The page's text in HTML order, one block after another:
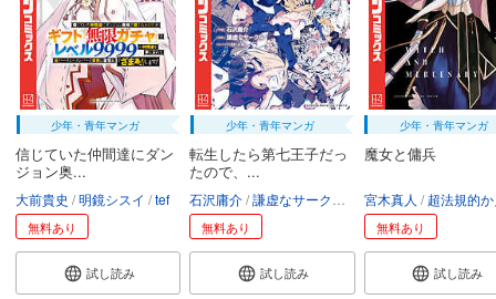
少年・青年マンガ
信じていた仲間達にダン
ジョン奥...
大前貴史 明鏡シスイ tef
無料あり
試し読み
少年・青年マンガ
転生したら第七王子だっ
たので、...
石沢庸介 謙虚なサークル メル。
無料あり
試し読み
少年・青年マンガ
魔女と傭兵
宮木真人 超法規的か
無料あり
試し読み